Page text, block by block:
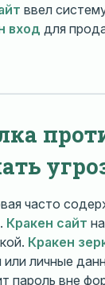
ввел
вход для
часто
Кракен сайт
Кракен
личные
пароль вне